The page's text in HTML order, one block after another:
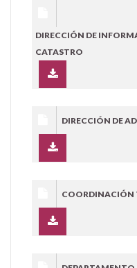
DIRECCIÓN DE
CATASTRO
DIRECCIÓN DE
COORDINACIÓN